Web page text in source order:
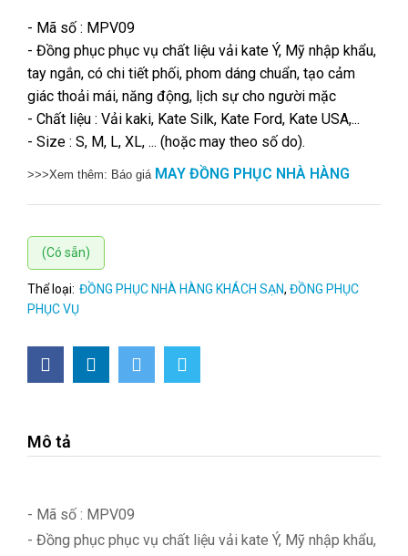
- Mã số : MPV09
- Đồng phục phục vụ chất liệu vải kate Ý, Mỹ nhập khẩu,
tay ngắn, có chi tiết phối, phom dáng chuẩn, tạo cảm
giác thoải mái, năng động, lịch sự cho người mặc
- Chất liệu : Vải kaki, Kate Silk, Kate Ford, Kate USA,...
- Size : S, M, L, XL, ... (hoặc may theo số do).
>>>Xem thêm: Báo giá MAY ĐỒNG PHỤC NHÀ HÀNG
(Có sẵn)
Thể loại: ĐỒNG PHỤC NHÀ HÀNG KHÁCH SẠN, ĐỒNG PHỤC
PHỤC VỤ
Mô tả
- Mã số : MPV09
- Đồng phục phục vụ chất liệu vải kate Ý, Mỹ nhập khẩu,